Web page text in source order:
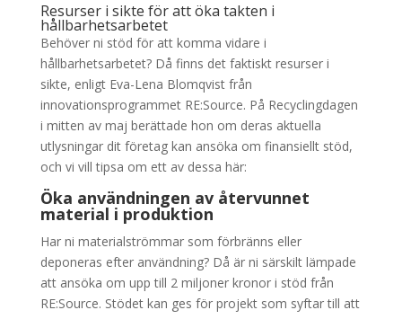
Resurser i sikte för att öka takten i
hållbarhetsarbetet
Behöver ni stöd för att komma vidare i
hållbarhetsarbetet? Då finns det faktiskt resurser i
sikte, enligt Eva-Lena Blomqvist från
innovationsprogrammet RE:Source. På Recyclingdagen
i mitten av maj berättade hon om deras aktuella
utlysningar dit företag kan ansöka om finansiellt stöd,
och vi vill tipsa om ett av dessa här:
Öka användningen av återvunnet
material i produktion
Har ni materialströmmar som förbränns eller
deponeras efter användning? Då är ni särskilt lämpade
att ansöka om upp till 2 miljoner kronor i stöd från
RE:Source. Stödet kan ges för projekt som syftar till att